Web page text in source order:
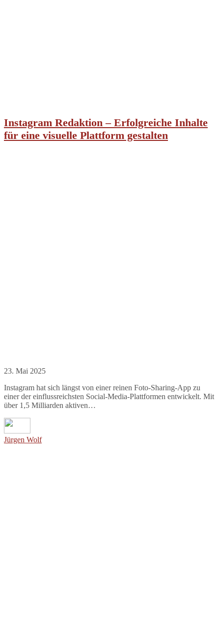
Instagram Redaktion – Erfolgreiche Inhalte
für eine visuelle Plattform gestalten
23. Mai 2025
Instagram hat sich längst von einer reinen Foto-Sharing-App zu
einer der einflussreichsten Social-Media-Plattformen entwickelt. Mit
über 1,5 Milliarden aktiven…
Jürgen Wolf